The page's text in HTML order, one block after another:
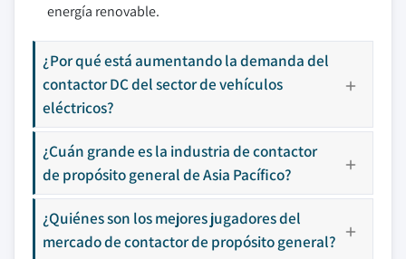
energía renovable.
¿Por qué está aumentando la demanda del
contactor DC del sector de vehículos
eléctricos?
¿Cuán grande es la industria de contactor
de propósito general de Asia Pacífico?
¿Quiénes son los mejores jugadores del
mercado de contactor de propósito general?